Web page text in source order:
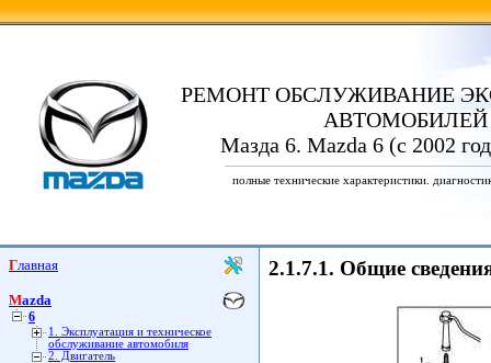
РЕМОНТ ОБСЛУЖИВАНИЕ
АВТОМОБИЛЕЙ
Мазда 6. Mazda 6 (с 2002
полные технические характеристики.
Главная
Mazda
6
1. Эксплуатация и техническое
обслуживание автомобиля
2. Двигатель
2.1.7.1. Общие